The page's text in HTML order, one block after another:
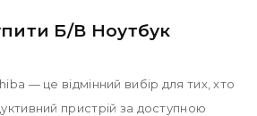
Б/в Ноутбук
— це відмінний вибір для тих, хто
пристрій за доступною